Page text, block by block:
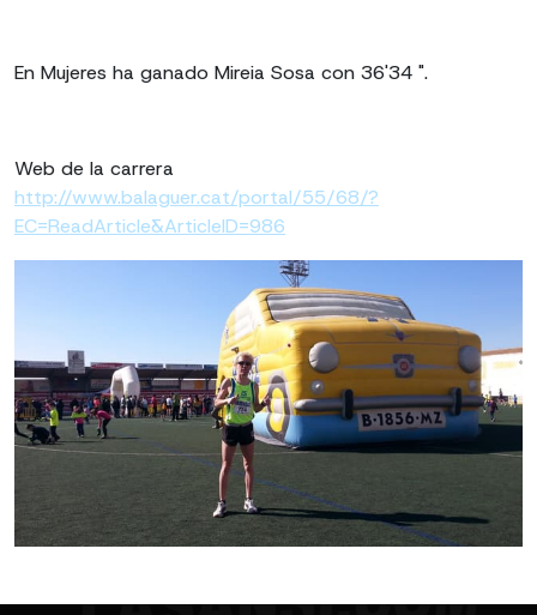
En Mujeres ha ganado Mireia Sosa con 36'34 ".
Web de la carrera
http://www.balaguer.cat/portal/55/68/?
EC=ReadArticle&ArticleID=986